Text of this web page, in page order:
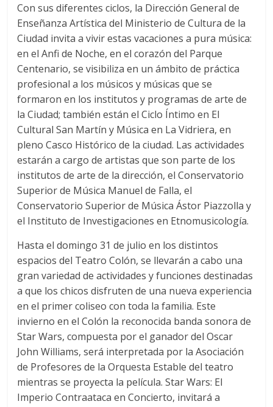
Con sus diferentes ciclos, la Dirección General de
Enseñanza Artística del Ministerio de Cultura de la
Ciudad invita a vivir estas vacaciones a pura música:
en el Anfi de Noche, en el corazón del Parque
Centenario, se visibiliza en un ámbito de práctica
profesional a los músicos y músicas que se
formaron en los institutos y programas de arte de
la Ciudad; también están el Ciclo Íntimo en El
Cultural San Martín y Música en La Vidriera, en
pleno Casco Histórico de la ciudad. Las actividades
estarán a cargo de artistas que son parte de los
institutos de arte de la dirección, el Conservatorio
Superior de Música Manuel de Falla, el
Conservatorio Superior de Música Ástor Piazzolla y
el Instituto de Investigaciones en Etnomusicología.
Hasta el domingo 31 de julio en los distintos
espacios del Teatro Colón, se llevarán a cabo una
gran variedad de actividades y funciones destinadas
a que los chicos disfruten de una nueva experiencia
en el primer coliseo con toda la familia. Este
invierno en el Colón la reconocida banda sonora de
Star Wars, compuesta por el ganador del Oscar
John Williams, será interpretada por la Asociación
de Profesores de la Orquesta Estable del teatro
mientras se proyecta la película. Star Wars: El
Imperio Contraataca en Concierto, invitará a